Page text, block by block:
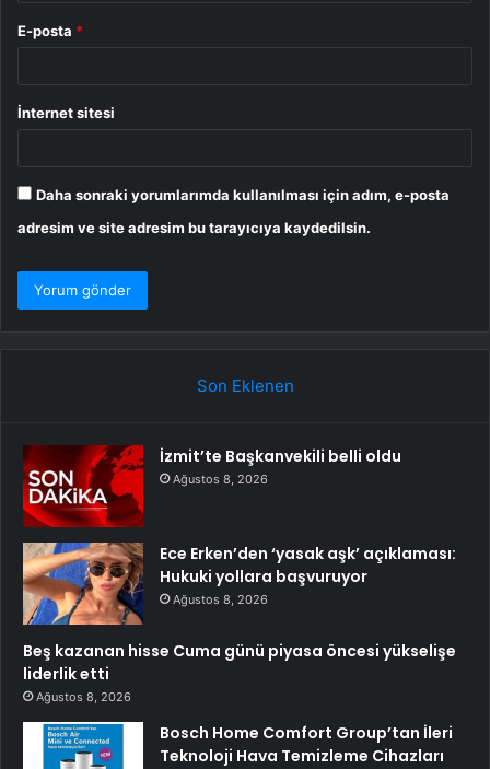
E-posta *
İnternet sitesi
Daha sonraki yorumlarımda kullanılması için adım, e-posta
adresim ve site adresim bu tarayıcıya kaydedilsin.
Son Eklenen
İzmit’te Başkanvekili belli oldu
Ağustos 8, 2026
Ece Erken’den ‘yasak aşk’ açıklaması:
Hukuki yollara başvuruyor
Ağustos 8, 2026
Beş kazanan hisse Cuma günü piyasa öncesi yükselişe
liderlik etti
Ağustos 8, 2026
Bosch Home Comfort Group’tan İleri
Teknoloji Hava Temizleme Cihazları